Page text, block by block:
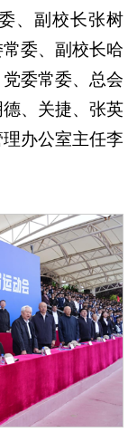
、副校长张树
委、副校长哈
委常委、总会
、关捷、张英
办公室主任李